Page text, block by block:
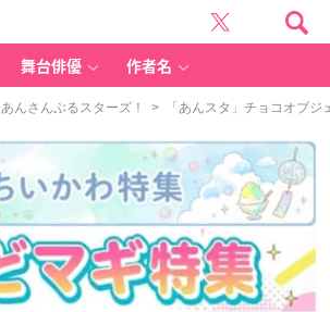
舞台俳優 作者名
あんさんぶるスターズ！ > 「あんスタ」チョコオブジ